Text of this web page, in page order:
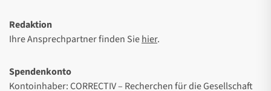
Redaktion
Ihre Ansprechpartner finden Siehier.
Spendenkonto
Kontoinhaber: CORRECTIV – Recherchen für die Gesellschaft